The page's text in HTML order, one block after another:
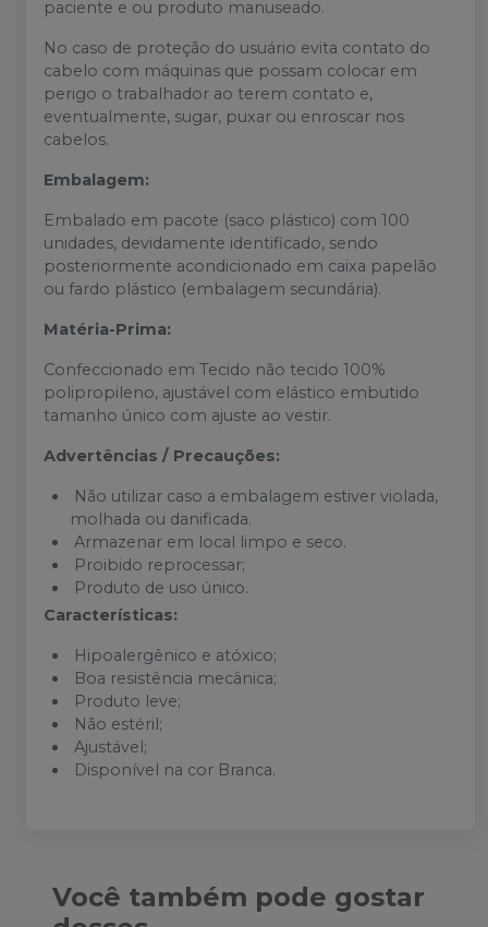
paciente e ou produto manuseado.
No caso de proteção do usuário evita contato do
cabelo com máquinas que possam colocar em
perigo o trabalhador ao terem contato e,
eventualmente, sugar, puxar ou enroscar nos
cabelos.
Embalagem:
Embalado em pacote (saco plástico) com 100
unidades, devidamente identificado, sendo
posteriormente acondicionado em caixa papelão
ou fardo plástico (embalagem secundária).
Matéria-Prima:
Confeccionado em Tecido não tecido 100%
polipropileno, ajustável com elástico embutido
tamanho único com ajuste ao vestir.
Advertências / Precauções:
Não utilizar caso a embalagem estiver violada,
molhada ou danificada.
Armazenar em local limpo e seco.
Proibido reprocessar;
Produto de uso único.
Características:
Hipoalergênico e atóxico;
Boa resistência mecânica;
Produto leve;
Não estéril;
Ajustável;
Disponível na cor Branca.
Você também pode gostar